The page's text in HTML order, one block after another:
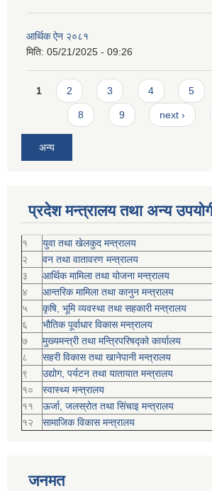
आर्थिक ऐन २०८१
मिति: 05/21/2025 - 09:26
Pages
1 2 3 4 5
8 9 next ›
अन्य
प्रदेश मन्त्रालय तथा अन्य
१
युवा तथा खेलकुद मन्त्रालय
२
वन तथा वातावरण मन्त्रालय
३
आर्थिक मामिला तथा योजना मन्त्रालय
४
आन्तरिक मामिला तथा कानुन मन्त्रालय
५
कृषि, भूमि व्यवस्था तथा सहकारी मन्त्रालय
६
भौतिक पूर्वाधार विकास मन्त्रालय
७
मुख्यमन्त्री तथा मन्त्रिपरिषद्को कार्यालय
८
सहरी विकास तथा खानेपानी मन्त्रालय
९
उद्योग, पर्यटन तथा यातायात मन्त्रालय
१०
स्वास्थ्य मन्त्रालय
११
ऊर्जा, जलस्रोत तथा सिंचाइ मन्त्रालय
१२
सामाजिक विकास मन्‍‍त्रालय
जनमत